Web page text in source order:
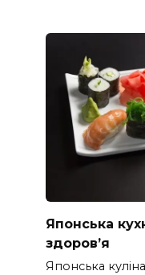
Японська
здоров’я
Японська